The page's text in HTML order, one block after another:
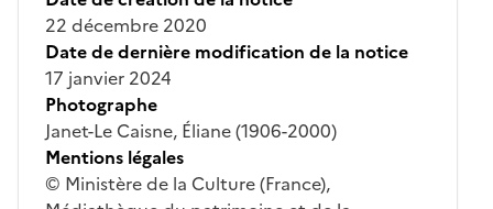
22 décembre 2020
Date de dernière modification de la notice
17 janvier 2024
Photographe
Janet-Le Caisne, Éliane (1906-2000)
Mentions légales
© Ministère de la Culture (France),